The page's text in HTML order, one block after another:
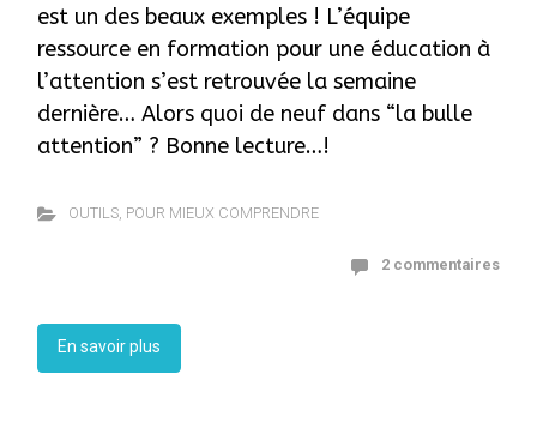
est un des beaux exemples ! L’équipe
ressource en formation pour une éducation à
l’attention s’est retrouvée la semaine
dernière… Alors quoi de neuf dans “la bulle
attention” ? Bonne lecture…!
OUTILS, POUR MIEUX COMPRENDRE
2 commentaires
En savoir plus